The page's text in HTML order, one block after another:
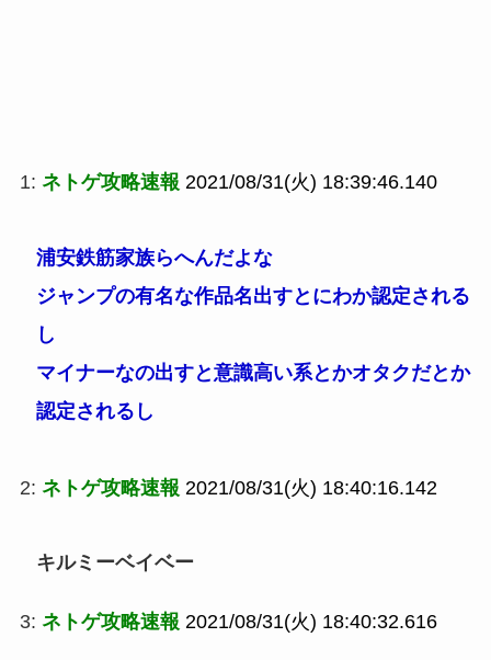
1: ネトゲ攻略速報 2021/08/31(火) 18:39:46.140
浦安鉄筋家族らへんだよな
ジャンプの有名な作品名出すとにわか認定される
し
マイナーなの出すと意識高い系とかオタクだとか
認定されるし
2: ネトゲ攻略速報 2021/08/31(火) 18:40:16.142
キルミーベイベー
3: ネトゲ攻略速報 2021/08/31(火) 18:40:32.616